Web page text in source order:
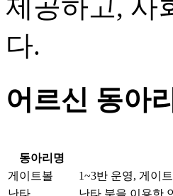
제공하고, 사
다.
어르신 동아
동아리명
게이트볼
1~3반 운영, 게이
난타
난타 북을 이용한